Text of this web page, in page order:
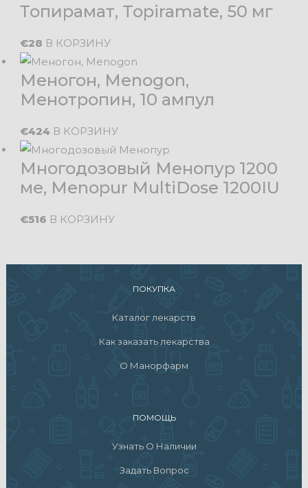
Топирамат, Topiramate, 50 мг
€28 В КОРЗИНУ
Меногон, Menogon,
Менотропин, 10 ампул
€424 В КОРЗИНУ
Многодозовый Менопур 1200
ме, Menopur MultiDose 1200IU
€516 В КОРЗИНУ
ПОКУПКА
Каталог лекарств
Как заказать лекарства
О Манорфарм
ПОМОЩЬ
Узнать О Наличии
Задать Вопрос